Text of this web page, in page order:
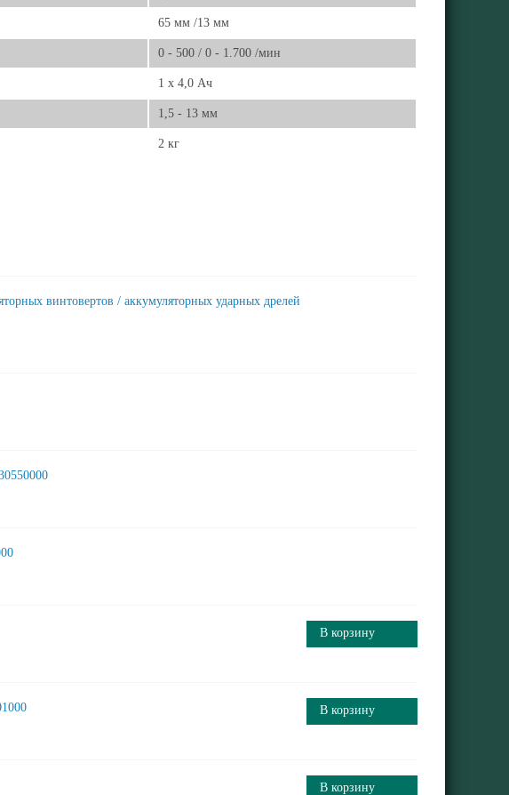
65 мм /13 мм
0 - 500 / 0 - 1.700 /мин
1 x 4,0 Ач
1,5 - 13 мм
2 кг
винтовертов / аккумуляторных ударных дрелей
В корзину
В корзину
В корзину